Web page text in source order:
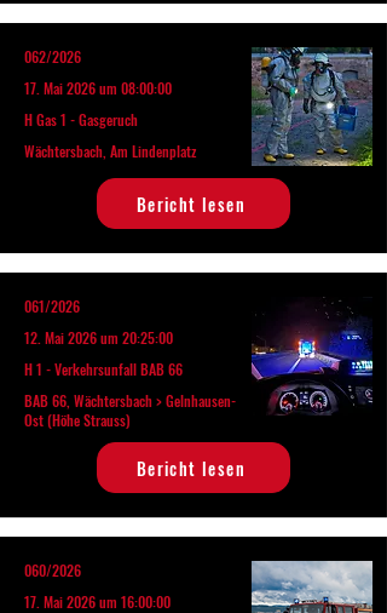
062/2026
17. Mai 2026 um 08:00:00
H Gas 1 - Gasgeruch
Wächtersbach, Am Lindenplatz
Bericht lesen
061/2026
12. Mai 2026 um 20:25:00
H 1 - Verkehrsunfall BAB 66
BAB 66, Wächtersbach > Gelnhausen-
Ost (Höhe Strauss)
Bericht lesen
060/2026
17. Mai 2026 um 16:00:00